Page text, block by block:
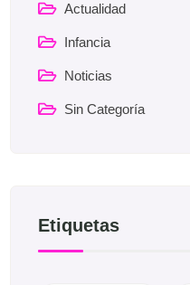
Actualidad
Infancia
Noticias
Sin Categoría
Etiquetas